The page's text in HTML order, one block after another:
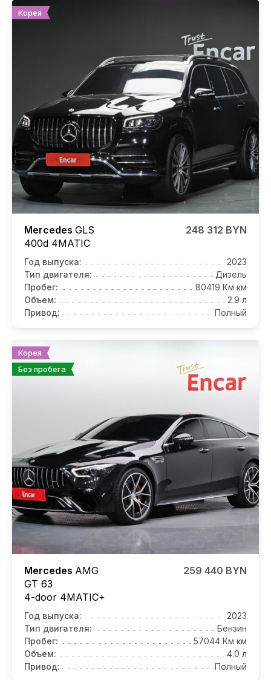
Корея
Mercedes GLS
400d 4MATIC
248 312 BYN
Год выпуска:
2023
Тип двигателя:
Дизель
Пробег:
80419 Км км
Объем:
2.9 л
Привод:
Полный
Корея
Без пробега
Mercedes AMG
GT 63
4-door 4MATIC+
259 440 BYN
Год выпуска:
2023
Тип двигателя:
Бензин
Пробег:
57044 Км км
Объем:
4.0 л
Привод:
Полный